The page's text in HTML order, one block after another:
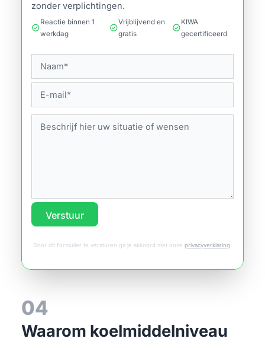
zonder verplichtingen.
check_circle
Reactie binnen 1
werkdag
check_circle
Vrijblijvend en
gratis
check_circle
KIWA
gecertificeerd
Verstuur
Door dit formulier te versturen ga je akkoord met onze privacyverklaring.
04
Waarom koelmiddelniveau